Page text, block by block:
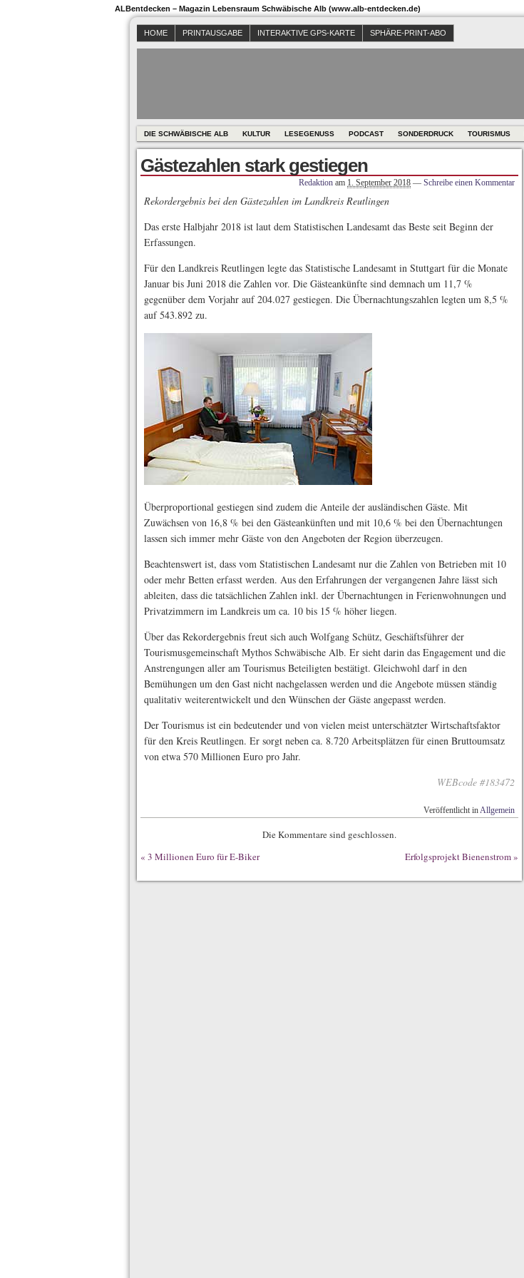
ALBentdecken – Magazin Lebensraum Schwäbische Alb (www.alb-entdecken.de)
HOME PRINTAUSGABE INTERAKTIVE GPS-KARTE SPHÄRE-PRINT-ABO
DIE SCHWÄBISCHE ALB KULTUR LESEGENUSS PODCAST SONDERDRUCK TOURISMUS
Gästezahlen stark gestiegen
Redaktion am 1. September 2018 — Schreibe einen Kommentar
Rekordergebnis bei den Gästezahlen im Landkreis Reutlingen
Das erste Halbjahr 2018 ist laut dem Statistischen Landesamt das Beste seit Beginn der
Erfassungen.
Für den Landkreis Reutlingen legte das Statistische Landesamt in Stuttgart für die Monate
Januar bis Juni 2018 die Zahlen vor. Die Gästeankünfte sind demnach um 11,7 %
gegenüber dem Vorjahr auf 204.027 gestiegen. Die Übernachtungszahlen legten um 8,5 %
auf 543.892 zu.
Überproportional gestiegen sind zudem die Anteile der ausländischen Gäste. Mit
Zuwächsen von 16,8 % bei den Gästeankünften und mit 10,6 % bei den Übernachtungen
lassen sich immer mehr Gäste von den Angeboten der Region überzeugen.
Beachtenswert ist, dass vom Statistischen Landesamt nur die Zahlen von Betrieben mit 10
oder mehr Betten erfasst werden. Aus den Erfahrungen der vergangenen Jahre lässt sich
ableiten, dass die tatsächlichen Zahlen inkl. der Übernachtungen in Ferienwohnungen und
Privatzimmern im Landkreis um ca. 10 bis 15 % höher liegen.
Über das Rekordergebnis freut sich auch Wolfgang Schütz, Geschäftsführer der
Tourismusgemeinschaft Mythos Schwäbische Alb. Er sieht darin das Engagement und die
Anstrengungen aller am Tourismus Beteiligten bestätigt. Gleichwohl darf in den
Bemühungen um den Gast nicht nachgelassen werden und die Angebote müssen ständig
qualitativ weiterentwickelt und den Wünschen der Gäste angepasst werden.
Der Tourismus ist ein bedeutender und von vielen meist unterschätzter Wirtschaftsfaktor
für den Kreis Reutlingen. Er sorgt neben ca. 8.720 Arbeitsplätzen für einen Bruttoumsatz
von etwa 570 Millionen Euro pro Jahr.
WEBcode #183472
Veröffentlicht inAllgemein
Die Kommentare sind geschlossen.
« 3 Millionen Euro für E-Biker Erfolgsprojekt Bienenstrom»